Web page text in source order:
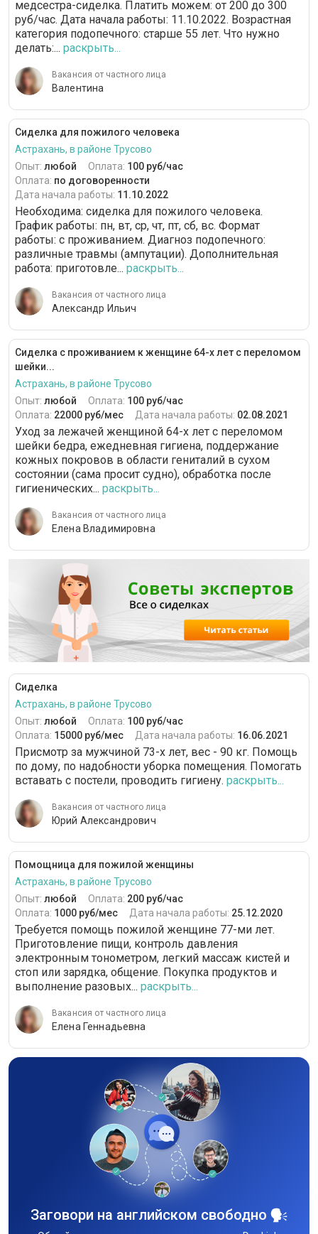
медсестра-сиделка. Платить можем: от 200 до 300
руб/час. Дата начала работы: 11.10.2022. Возрастная
категория подопечного: cтарше 55 лет. Что нужно
делать:... раскрыть...
Вакансия от частного лица
Валентина
Сиделка для пожилого человека
Астрахань, в районе Трусово
Опыт: любой Оплата: 100 руб/час
Оплата: по договоренности
Дата начала работы: 11.10.2022
Необходима: сиделка для пожилого человека.
График работы: пн, вт, ср, чт, пт, сб, вс. Формат
работы: c проживанием. Диагноз подопечного:
различные травмы (ампутации). Дополнительная
работа: приготовле... раскрыть...
Вакансия от частного лица
Александр Ильич
Сиделка с проживанием к женщине 64-х лет с переломом
шейки...
Астрахань, в районе Трусово
Опыт: любой Оплата: 100 руб/час
Оплата: 22000 руб/мес Дата начала работы: 02.08.2021
Уход за лежачей женщиной 64-х лет с переломом
шейки бедра, ежедневная гигиена, поддержание
кожных покровов в области гениталий в сухом
состоянии (сама просит судно), обработка после
гигиенических... раскрыть...
Вакансия от частного лица
Елена Владимировна
Сиделка
Астрахань, в районе Трусово
Опыт: любой Оплата: 100 руб/час
Оплата: 15000 руб/мес Дата начала работы: 16.06.2021
Присмотр за мужчиной 73-х лет, вес - 90 кг. Помощь
по дому, по надобности уборка помещения. Помогать
вставать с постели, проводить гигиену. раскрыть...
Вакансия от частного лица
Юрий Александрович
Помощница для пожилой женщины
Астрахань, в районе Трусово
Опыт: любой Оплата: 200 руб/час
Оплата: 1000 руб/мес Дата начала работы: 25.12.2020
Требуется помощь пожилой женщине 77-ми лет.
Приготовление пищи, контроль давления
электронным тонометром, легкий массаж кистей и
стоп или зарядка, общение. Покупка продуктов и
выполнение разовых... раскрыть...
Вакансия от частного лица
Елена Геннадьевна
Заговори на английском свободно